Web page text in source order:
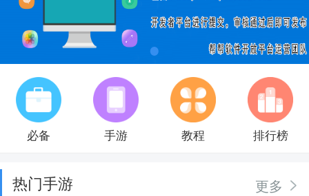
必备 手游 教程 排行榜
热门手游 更多